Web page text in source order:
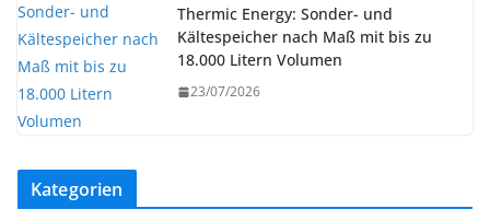
Thermic Energy: Sonder- und
Kältespeicher nach Maß mit bis zu
18.000 Litern Volumen
23/07/2026
Kategorien